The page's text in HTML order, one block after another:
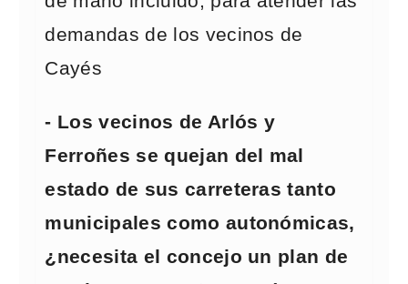
demandas de los vecinos de
Cayés
- Los vecinos de Arlós y
Ferroñes se quejan del mal
estado de sus carreteras tanto
municipales como autonómicas,
¿necesita el concejo un plan de